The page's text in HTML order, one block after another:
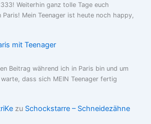
Weiterhin ganz tolle Tage euch
Paris! Mein Teenager ist heute noch happy,
mit Teenager
Beitrag während ich in Paris bin und um
warte, dass sich MEIN Teenager fertig
zu Schockstarre – Schneidezähne